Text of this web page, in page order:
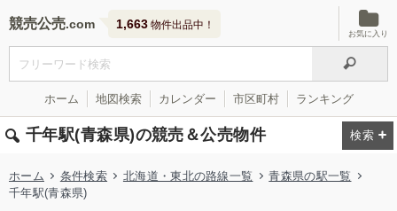
競売公売 1,663 物件出品中！
お気に入り
ホーム 地図検索 カレンダー 市区町村 ランキング
千年駅(青森県)の競売＆公売物件
ホーム 条件検索 北海道・東北の路線一覧
青森県の駅一覧
千年駅(青森県)